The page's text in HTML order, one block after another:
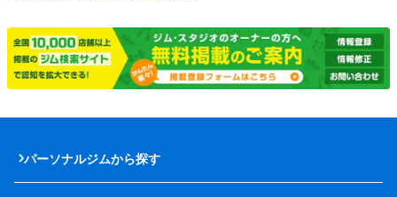
パーソナルジムから探す